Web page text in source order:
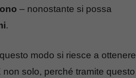
– nonostante si possa
.
modo si riesce a ottenere
non solo, perché tramite questo